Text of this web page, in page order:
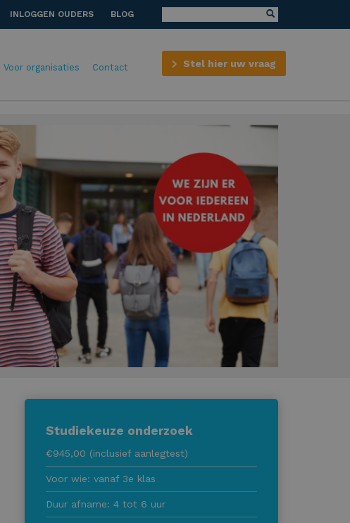
INLOGGEN OUDERS BLOG
Voor organisaties Contact Stel hier uw vraag
Studiekeuze onderzoek
€945,00 (inclusief aanlegtest)
Voor wie: vanaf 3e klas
Duur afname: 4 tot 6 uur